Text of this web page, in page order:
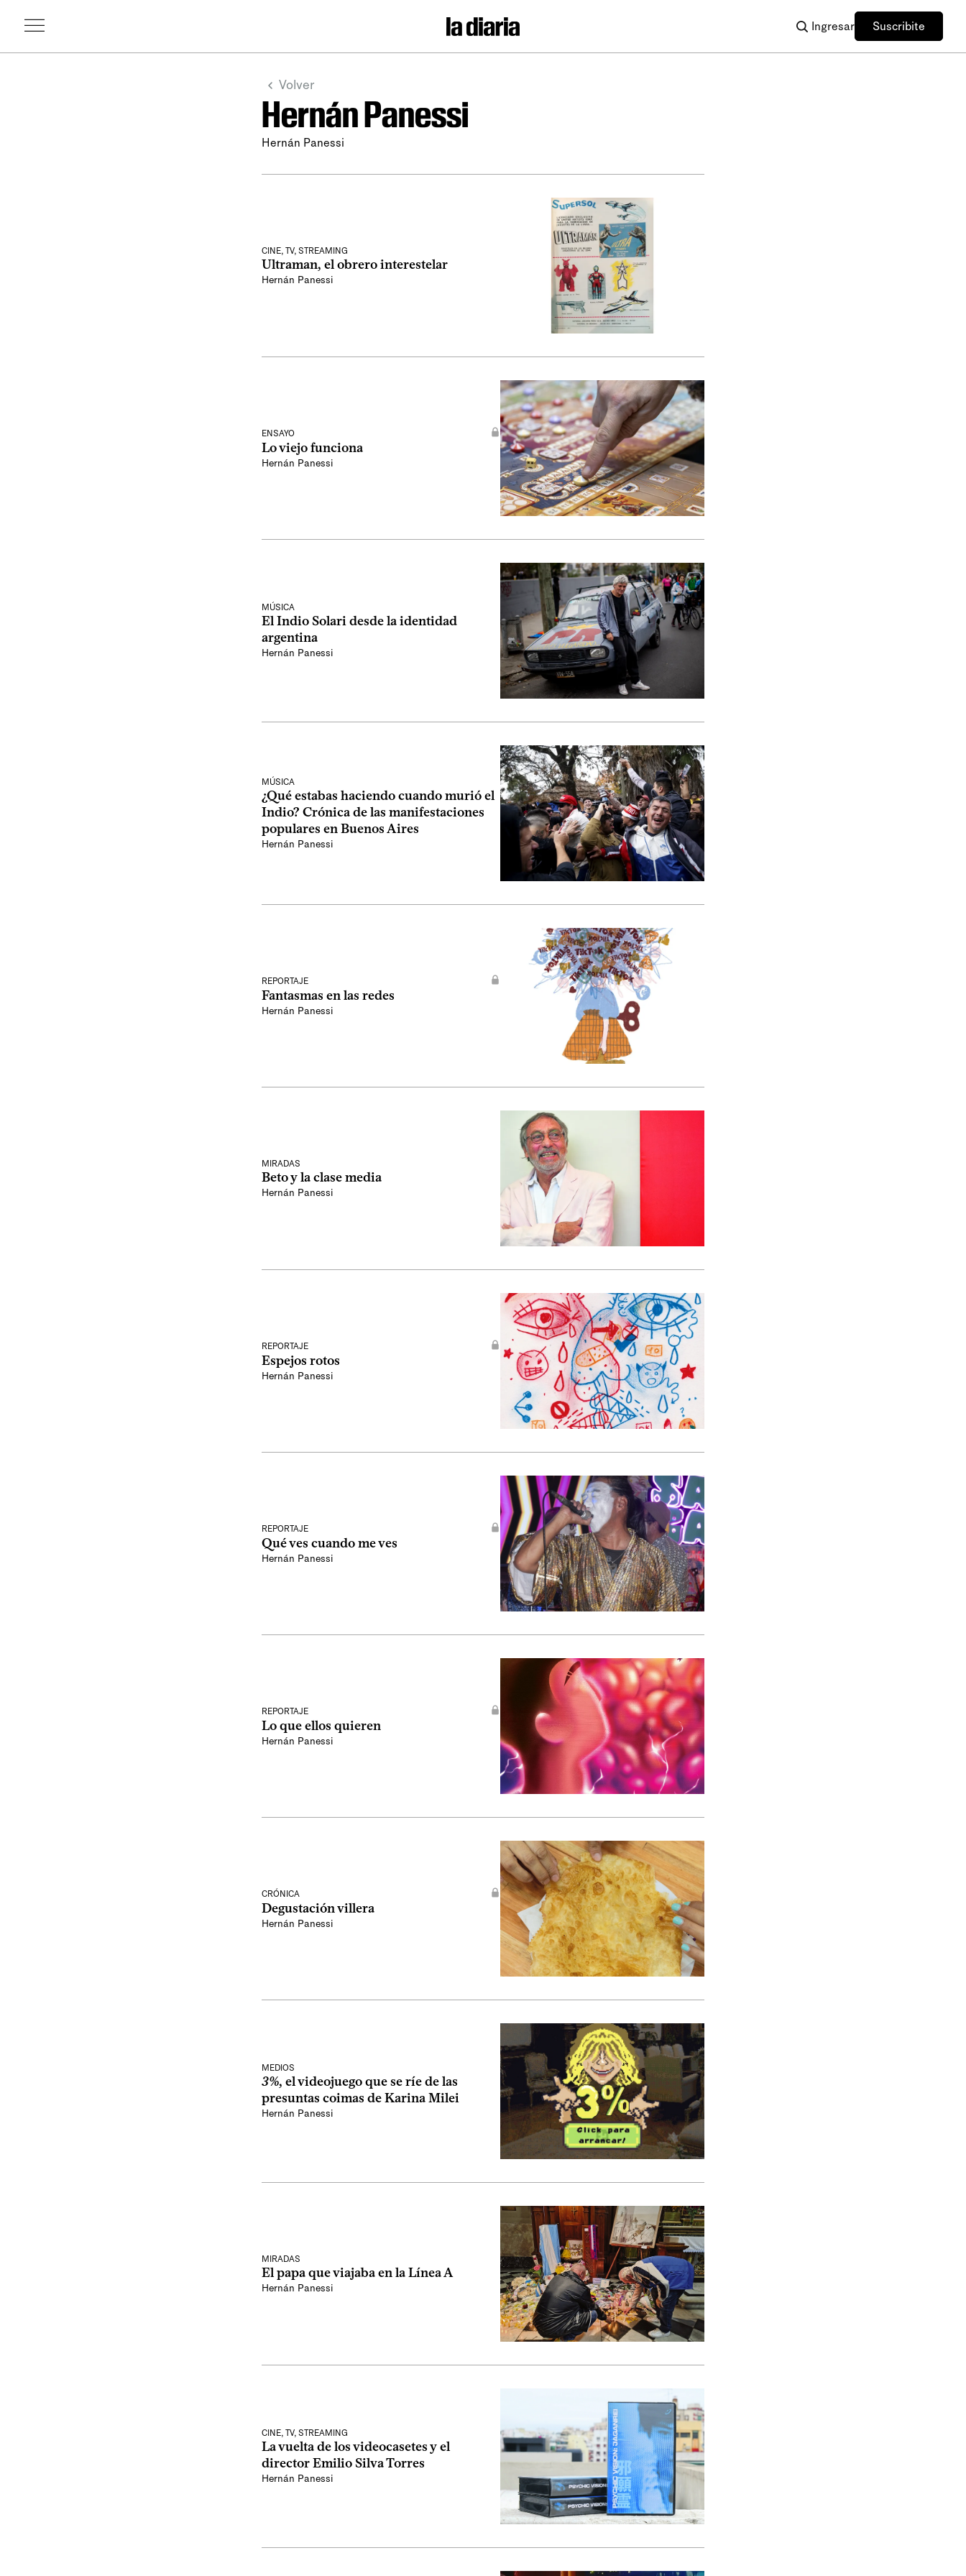
Ingresar Suscribite
Volver
Hernán Panessi
Hernán Panessi
CINE, TV, STREAMING
Ultraman, el obrero interestelar
Hernán Panessi
ENSAYO
Lo viejo funciona
Hernán Panessi
MÚSICA
El Indio Solari desde la identidad
argentina
Hernán Panessi
MÚSICA
¿Qué estabas haciendo cuando murió el
Indio? Crónica de las manifestaciones
populares en Buenos Aires
Hernán Panessi
REPORTAJE
Fantasmas en las redes
Hernán Panessi
MIRADAS
Beto y la clase media
Hernán Panessi
REPORTAJE
Espejos rotos
Hernán Panessi
REPORTAJE
Qué ves cuando me ves
Hernán Panessi
REPORTAJE
Lo que ellos quieren
Hernán Panessi
CRÓNICA
Degustación villera
Hernán Panessi
MEDIOS
3%, el videojuego que se ríe de las
presuntas coimas de Karina Milei
Hernán Panessi
MIRADAS
El papa que viajaba en la Línea A
Hernán Panessi
CINE, TV, STREAMING
La vuelta de los videocasetes y el
director Emilio Silva Torres
Hernán Panessi